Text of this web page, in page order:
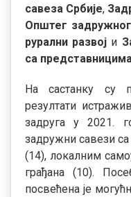
савеза Србије,
Општег
рурални развој и
са
На састанку су
резултати
задруга у 2021.
задружни савези
(14), локалним
грађана (10).
посвећена је